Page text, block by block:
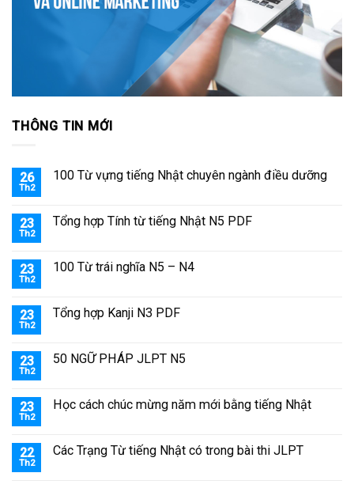
THÔNG TIN MỚI
26
Th2
100 Từ vựng tiếng Nhật chuyên ngành điều dưỡng
23
Th2
Tổng hợp Tính từ tiếng Nhật N5 PDF
23
Th2
100 Từ trái nghĩa N5 – N4
23
Th2
Tổng hợp Kanji N3 PDF
23
Th2
50 NGỮ PHÁP JLPT N5
23
Th2
Học cách chúc mừng năm mới bằng tiếng Nhật
22
Th2
Các Trạng Từ tiếng Nhật có trong bài thi JLPT